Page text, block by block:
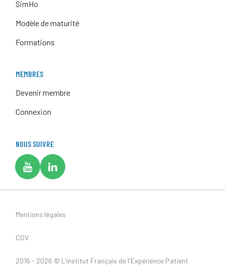
SimHo
Modèle de maturité
Formations
MEMBRES
Devenir membre
Connexion
NOUS SUIVRE
Mentions légales
CGV
2016 - 2026 © L'institut Français de l'Expérience Patient